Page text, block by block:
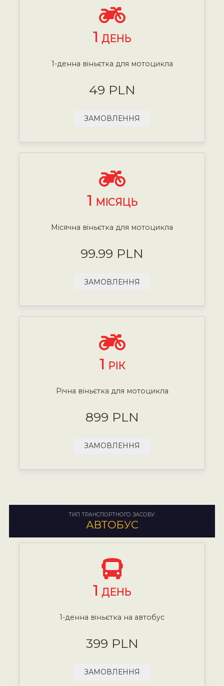
1 ДЕНЬ
1-денна віньєтка для мотоцикла
49 PLN
ЗАМОВЛЕННЯ
1 МІСЯЦЬ
Місячна віньєтка для мотоцикла
99.99 PLN
ЗАМОВЛЕННЯ
1 РІК
Річна віньєтка для мотоцикла
899 PLN
ЗАМОВЛЕННЯ
ТИП ТРАНСПОРТНОГО ЗАСОБУ:
АВТОБУС
1 ДЕНЬ
1-денна віньєтка на автобус
399 PLN
ЗАМОВЛЕННЯ